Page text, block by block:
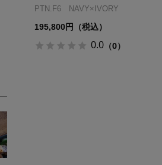
PTN.F6 NAVY×IVORY
195,800円（税込）
0.0 （0）